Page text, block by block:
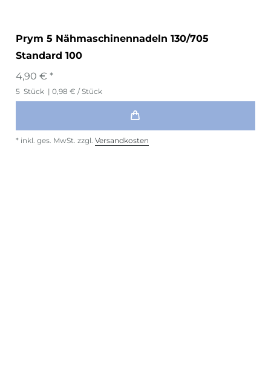
Prym 5 Nähmaschinennadeln 130/705
Standard 100
4,90 € *
5 Stück | 0,98 € / Stück
* inkl. ges. MwSt. zzgl. Versandkosten